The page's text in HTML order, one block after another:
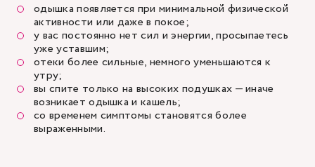
одышка появляется при минимальной физической
активности или даже в покое;
у вас постоянно нет сил и энергии, просыпаетесь
уже уставшим;
отеки более сильные, немного уменьшаются к
утру;
вы спите только на высоких подушках — иначе
возникает одышка и кашель;
со временем симптомы становятся более
выраженными.